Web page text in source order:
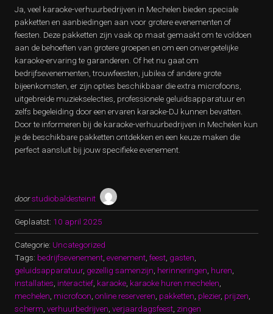
Ja, veel karaoke-verhuurbedrijven in Mechelen bieden speciale
pakketten en aanbiedingen aan voor grotere evenementen of
feesten. Deze pakketten zijn vaak op maat gemaakt om te voldoen
aan de behoeften van grotere groepen en om een onvergetelijke
karaoke-ervaring te garanderen. Of het nu gaat om
bedrijfsevenementen, trouwfeesten, jubilea of andere grote
bijeenkomsten, er zijn opties beschikbaar die extra microfoons,
uitgebreide muziekselecties, professionele geluidsapparatuur en
zelfs begeleiding door een ervaren karaoke-DJ kunnen bevatten.
Door te informeren bij de karaoke-verhuurbedrijven in Mechelen kun
je de beschikbare pakketten ontdekken en een keuze maken die
perfect aansluit bij jouw specifieke evenement.
doorstudiobaldesteinit
Geplaatst: 10 april 2025
Categorie: Uncategorized
Tags: bedrijfsevenement evenement feest gasten
geluidsapparatuur, gezellig samenzijn herinneringen huren
installaties interactief karaoke karaoke huren mechelen
mechelen microfoon online reserveren pakketten plezier, prijzen
scherm verhuurbedrijven verjaardagsfeest zingen